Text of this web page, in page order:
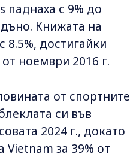
паднаха с 9% до
Книжата на
8.5%, достигайки
ноември 2016 г.
от спортните
си във
2024 г., докато
Vietnam за 39% от